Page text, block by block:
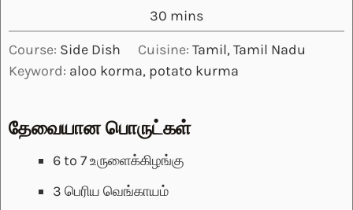
30 minutes
mins
Course: Side Dish Cuisine: Tamil, Tamil Nadu
Keyword: aloo korma, potato kurma
தேவையான பொருட்கள்
6 to 7உருளைக்கிழங்கு
3 பெரிய வெங்காயம்